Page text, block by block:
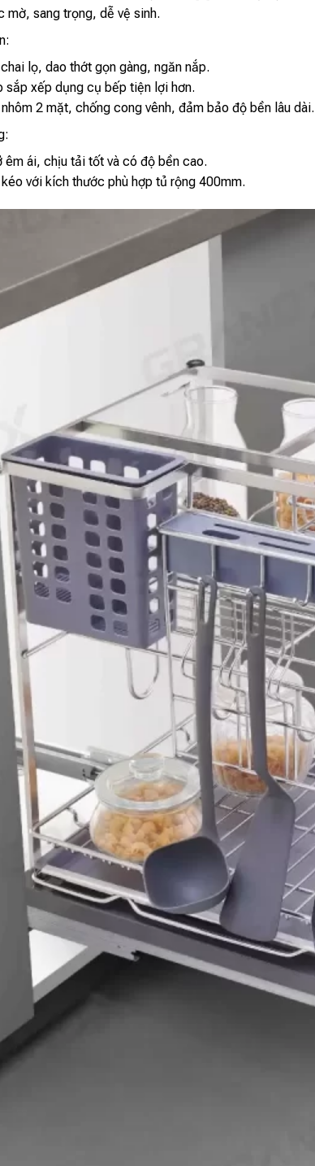
mờ, sang trọng, dễ vệ sinh.
lọ, dao thớt gọn gàng, ngăn nắp.
xếp dụng cụ bếp tiện lợi hơn.
2 mặt, chống cong vênh, đảm bảo độ bền lâu dài.
êm ái, chịu tải tốt và có độ bền cao.
với kích thước phù hợp tủ rộng 400mm.